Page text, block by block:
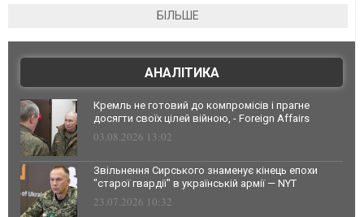
БІЛЬШЕ
АНАЛІТИКА
Кремль не готовий до компромісів і прагне
досягти своїх цілей війною, - Foreign Affairs
03.08.2026 13:02
Звільнення Сирського знаменує кінець епохи
"старої гвардії" в українській армії — NYT
23.07.2026 10:32